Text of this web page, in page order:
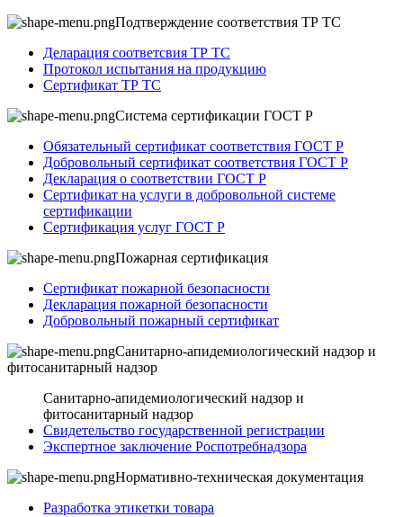
Подтверждение соответствия ТР ТС
Деларация соответсвия ТР ТС
Протокол испытания на продукцию
Сертификат ТР ТС
Система сертификации ГОСТ Р
Обязательный сертификат соответствия ГОСТ Р
Добровольный сертификат соответствия ГОСТ Р
Декларация о соответствии ГОСТ Р
Сертификат на услуги в добровольной системе
сертификации
Сертификация услуг ГОСТ Р
Пожарная сертификация
Сертификат пожарной безопасности
Декларация пожарной безопасности
Добровольный пожарный сертификат
Санитарно-апидемиологический надзор и
фитосанитарный надзор
Санитарно-апидемиологический надзор и
фитосанитарный надзор
Свидетельство государственной регистрации
Экспертное заключение Роспотребнадзора
Нормативно-техническая документация
Разработка этикетки товара